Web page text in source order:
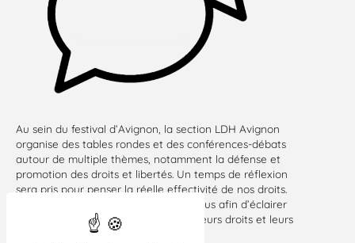
Au sein du festival d’Avignon, la section LDH Avignon
organise des tables rondes et des conférences-débats
autour de multiple thèmes, notamment la défense et
promotion des droits et libertés. Un temps de réflexion
sera pris pour penser la réelle effectivité de nos droits.
Deux spectacles sont également prévus afin d’éclairer
la lutte des femmes iraniennes pour leurs droits et leurs